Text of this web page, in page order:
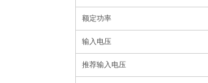
额定功率
输入电压
推荐输入电压